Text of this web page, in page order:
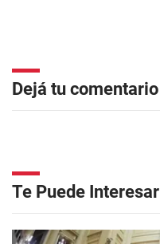
Dejá tu comentario
Te Puede Interesar